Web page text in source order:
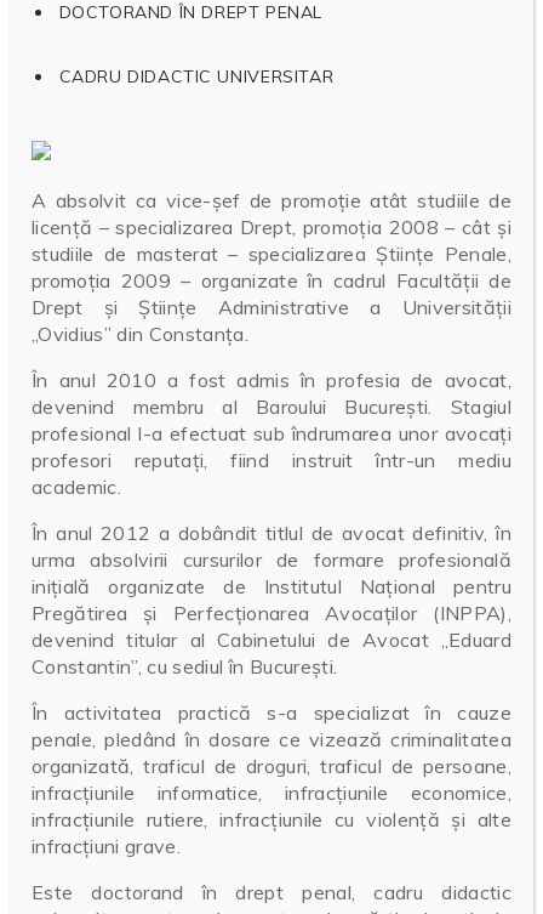
DOCTORAND ÎN DREPT PENAL
CADRU DIDACTIC UNIVERSITAR
A absolvit ca vice-șef de promoție atât studiile de
licență – specializarea Drept, promoția 2008 – cât și
studiile de masterat – specializarea Științe Penale,
promoția 2009 – organizate în cadrul Facultății de
Drept și Științe Administrative a Universității
„Ovidius” din Constanța.
În anul 2010 a fost admis în profesia de avocat,
devenind membru al Baroului București. Stagiul
profesional l-a efectuat sub îndrumarea unor avocați
profesori reputați, fiind instruit într-un mediu
academic.
În anul 2012 a dobândit titlul de avocat definitiv, în
urma absolvirii cursurilor de formare profesională
inițială organizate de Institutul Național pentru
Pregătirea și Perfecționarea Avocaților (INPPA),
devenind titular al Cabinetului de Avocat „Eduard
Constantin”, cu sediul în București.
În activitatea practică s-a specializat în cauze
penale, pledând în dosare ce vizează criminalitatea
organizată, traficul de droguri, traficul de persoane,
infracțiunile informatice, infracțiunile economice,
infracțiunile rutiere, infracțiunile cu violență și alte
infracțiuni grave.
Este doctorand în drept penal, cadru didactic